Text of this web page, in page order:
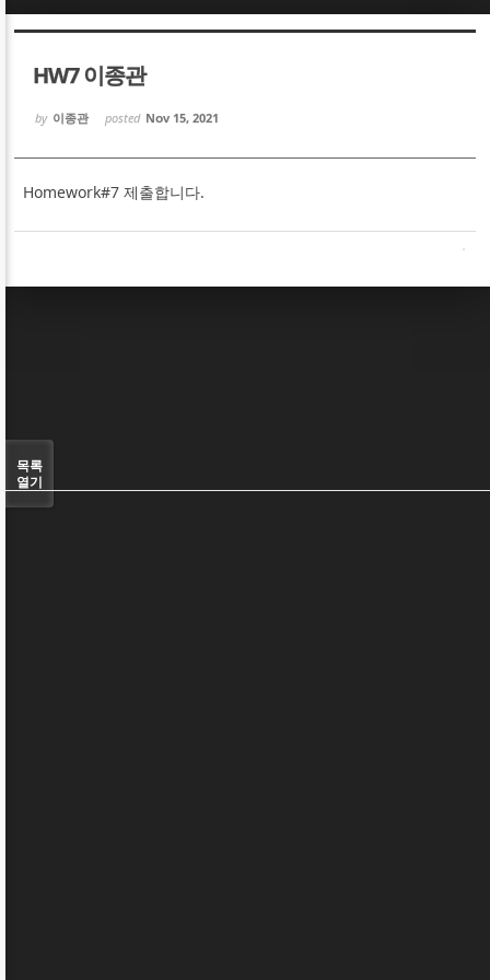
HW7 이종관
by 이종관 posted Nov 15, 2021
Homework#7 제출합니다.
목록
열기
Sketchbook5, 스케치북5
Sketchbook5, 스케치북5
Sketchbook5, 스케치북5
Sketchbook5, 스케치북5